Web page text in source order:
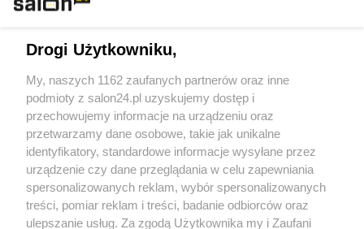
Sport
Społeczeństwo
Kultura
Drogi Użytkowniku,
My, naszych 1162 zaufanych partnerów oraz inne
podmioty z salon24.pl uzyskujemy dostęp i
przechowujemy informacje na urządzeniu oraz
przetwarzamy dane osobowe, takie jak unikalne
identyfikatory, standardowe informacje wysyłane przez
urządzenie czy dane przeglądania w celu zapewniania
spersonalizowanych reklam, wybór spersonalizowanych
treści, pomiar reklam i treści, badanie odbiorców oraz
ulepszanie usług. Za zgodą Użytkownika my i Zaufani